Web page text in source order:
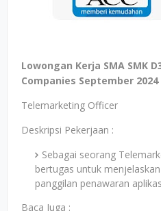
Lowongan Kerja SMA SMK
Companies September 2024
Telemarketing Officer
Deskripsi Pekerjaan :
Sebagai seorang
bertugas untuk
panggilan penawaran
Baca Juga :